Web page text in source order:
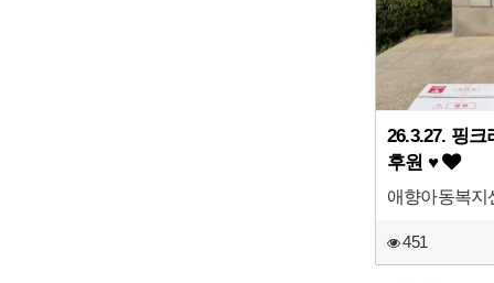
26.3.27. 핑
후원 ♥
애향아동복지
451